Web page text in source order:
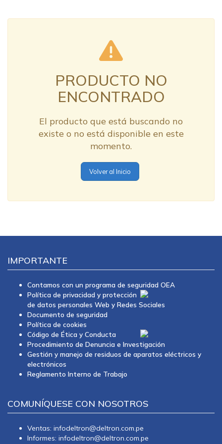
PRODUCTO NO
ENCONTRADO
El producto que está buscando no
existe o no está disponible en este
momento.
Volver al Inicio
IMPORTANTE
Contamos con un programa de seguridad OEA
Política de privacidad y protección
de datos personales Web y Redes Sociales
Documento de seguridad
Política de cookies
Código de Ética y Conducta
Procedimiento de Denuncia e Investigación
Gestión y manejo de residuos de aparatos eléctricos y
electrónicos
Reglamento Interno de Trabajo
COMUNÍQUESE CON NOSOTROS
Ventas: infodeltron@deltron.com.pe
Informes: infodeltron@deltron.com.pe